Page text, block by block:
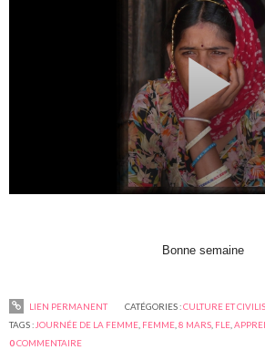
Bonne semaine
LIEN PERMANENT CATÉGORIES :CULTURE ET
TAGS :JOURNÉE DE LA FEMME, FEMME,8 MARS, FLE,
0COMMENTAIRE